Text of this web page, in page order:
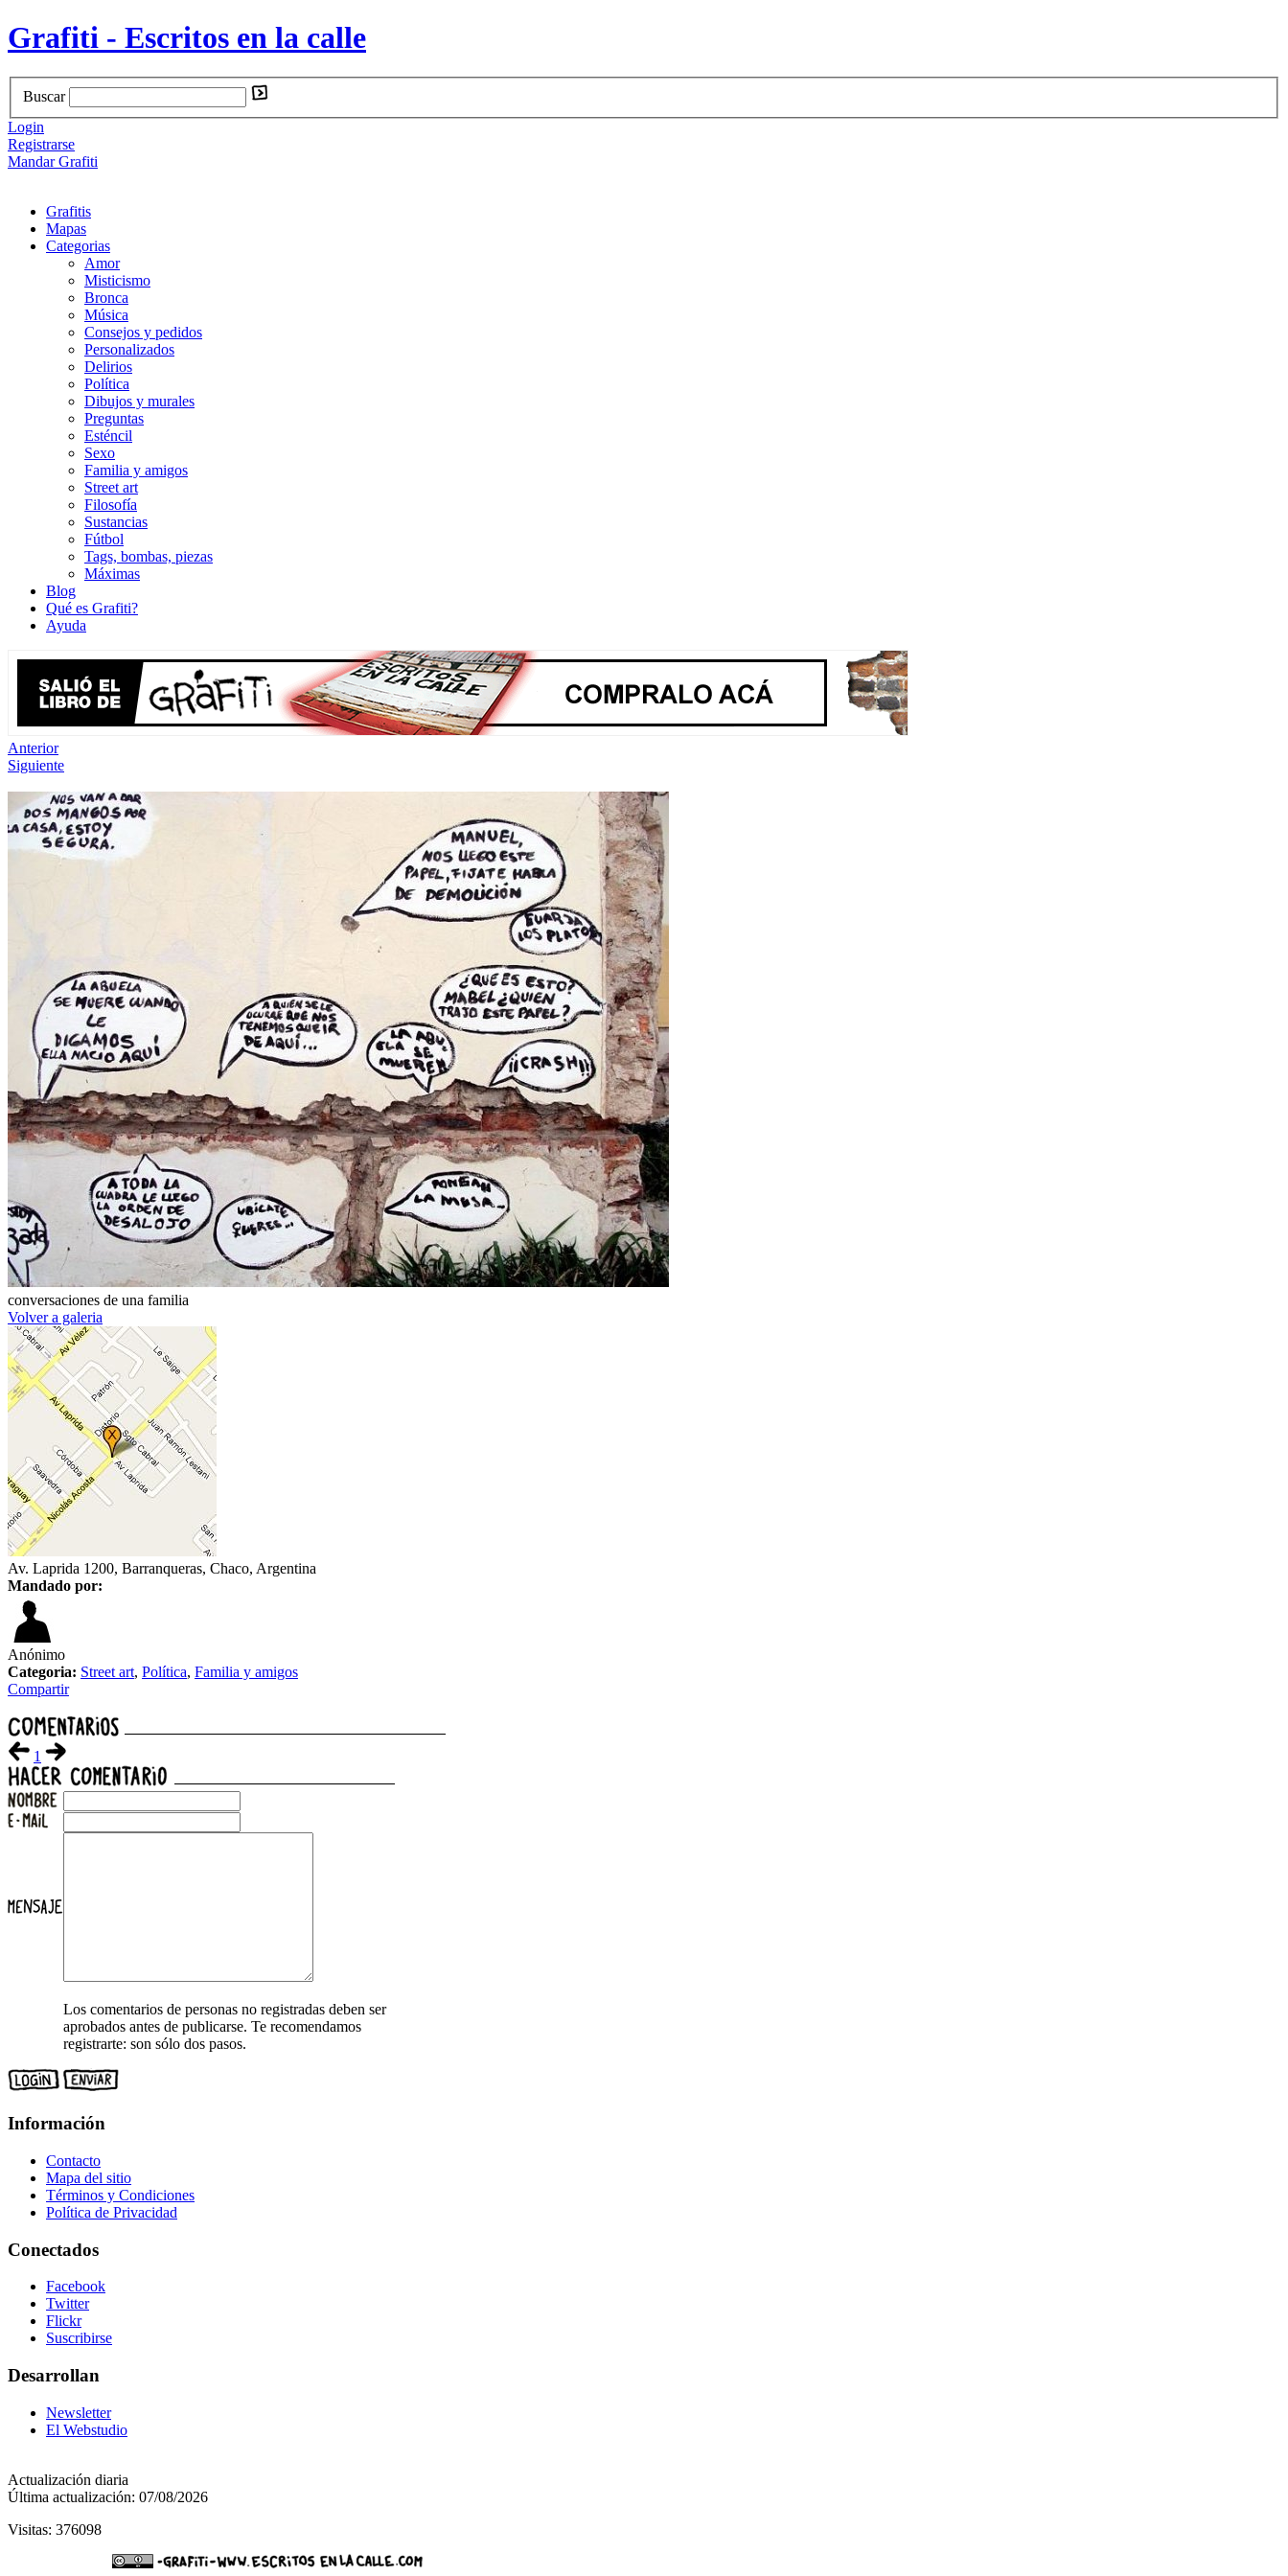
Grafiti - Escritos en la calle
Buscar
Login
Registrarse
Mandar Grafiti
Grafitis
Mapas
Categorias
Amor
Misticismo
Bronca
Música
Consejos y pedidos
Personalizados
Delirios
Política
Dibujos y murales
Preguntas
Esténcil
Sexo
Familia y amigos
Street art
Filosofía
Sustancias
Fútbol
Tags, bombas, piezas
Máximas
Blog
Qué es Grafiti?
Ayuda
Anterior
Siguiente
conversaciones de una familia
Volver a galeria
Av. Laprida 1200, Barranqueras, Chaco, Argentina
Mandado por:
Anónimo
Categoria: Street art, Política, Familia y amigos
Compartir
1
Los comentarios de personas no registradas deben ser
aprobados antes de publicarse. Te recomendamos
registrarte: son sólo dos pasos.
Información
Contacto
Mapa del sitio
Términos y Condiciones
Política de Privacidad
Conectados
Facebook
Twitter
Flickr
Suscribirse
Desarrollan
Newsletter
El Webstudio
Actualización diaria
Última actualización: 07/08/2026
Visitas: 376098